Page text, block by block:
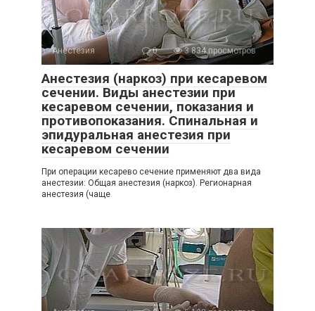
Анестезия 0 3 834 просмотров
Анестезия (наркоз) при кесаревом
сечении. Виды анестезии при
кесаревом сечении, показания и
противопоказания. Спинальная и
эпидуральная анестезия при
кесаревом сечении
При операции кесарево сечение применяют два вида
анестезии: Общая анестезия (наркоз). Регионарная
анестезия (чаще